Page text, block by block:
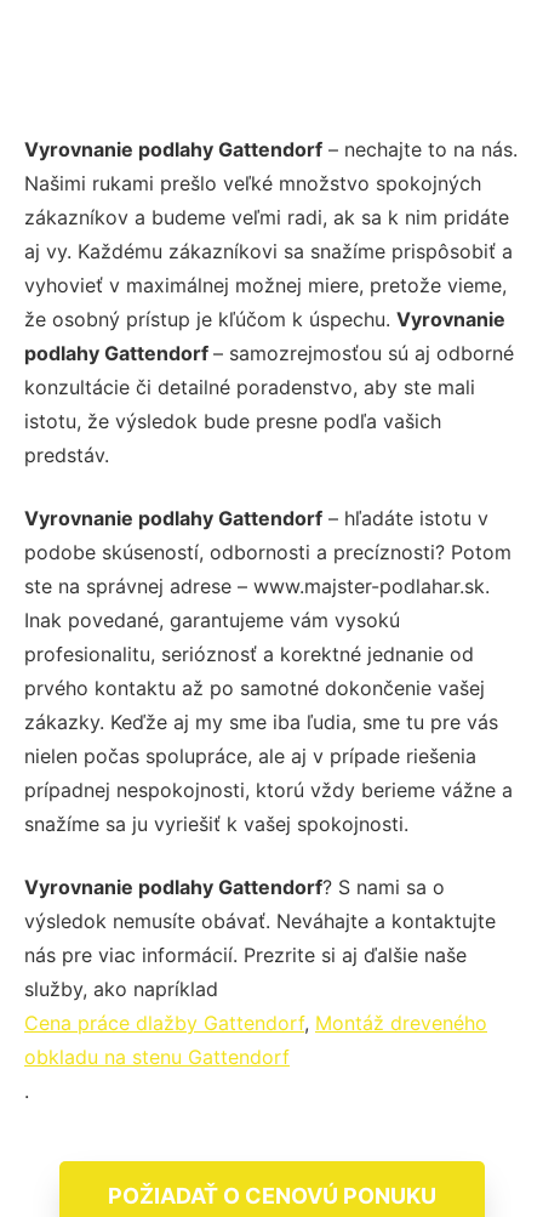
Vyrovnanie podlahy Gattendorf – nechajte to na nás.
Našimi rukami prešlo veľké množstvo spokojných
zákazníkov a budeme veľmi radi, ak sa k nim pridáte
aj vy. Každému zákazníkovi sa snažíme prispôsobiť a
vyhovieť v maximálnej možnej miere, pretože vieme,
že osobný prístup je kľúčom k úspechu. Vyrovnanie
podlahy Gattendorf – samozrejmosťou sú aj odborné
konzultácie či detailné poradenstvo, aby ste mali
istotu, že výsledok bude presne podľa vašich
predstáv.
Vyrovnanie podlahy Gattendorf – hľadáte istotu v
podobe skúseností, odbornosti a precíznosti? Potom
ste na správnej adrese – www.majster-podlahar.sk.
Inak povedané, garantujeme vám vysokú
profesionalitu, serióznosť a korektné jednanie od
prvého kontaktu až po samotné dokončenie vašej
zákazky. Keďže aj my sme iba ľudia, sme tu pre vás
nielen počas spolupráce, ale aj v prípade riešenia
prípadnej nespokojnosti, ktorú vždy berieme vážne a
snažíme sa ju vyriešiť k vašej spokojnosti.
Vyrovnanie podlahy Gattendorf? S nami sa o
výsledok nemusíte obávať. Neváhajte a kontaktujte
nás pre viac informácií. Prezrite si aj ďalšie naše
služby, ako napríklad
Cena práce dlažby Gattendorf, Montáž dreveného
obkladu na stenu Gattendorf
.
POŽIADAŤ O CENOVÚ PONUKU